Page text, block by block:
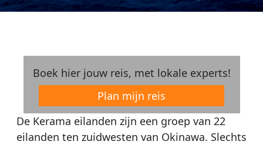
Boek hier jouw reis, met lokale experts!
Plan mijn reis
De Kerama eilanden zijn een groep van 22
eilanden ten zuidwesten van Okinawa. Slechts